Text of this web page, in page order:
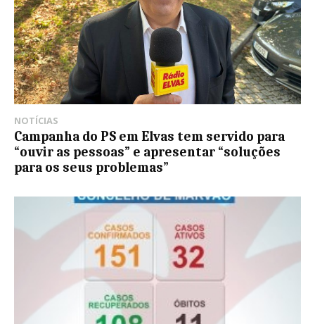
NOTÍCIAS
Campanha do PS em Elvas tem servido para
“ouvir as pessoas” e apresentar “soluções
para os seus problemas”